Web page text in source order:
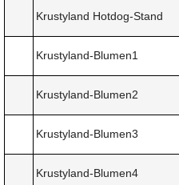
Krustyland Hotdog-Stand
Krustyland-Blumen1
Krustyland-Blumen2
Krustyland-Blumen3
Krustyland-Blumen4